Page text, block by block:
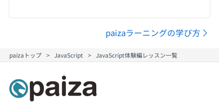
paizaラーニングの学び方
paizaトップ JavaScript JavaScript体験編レッスン一覧